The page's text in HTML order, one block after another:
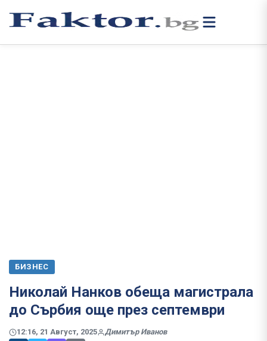
БИЗНЕС
Николай Нанков обеща магистрала
до Сърбия още през септември
12:16, 21 Август, 2025 Димитър Иванов